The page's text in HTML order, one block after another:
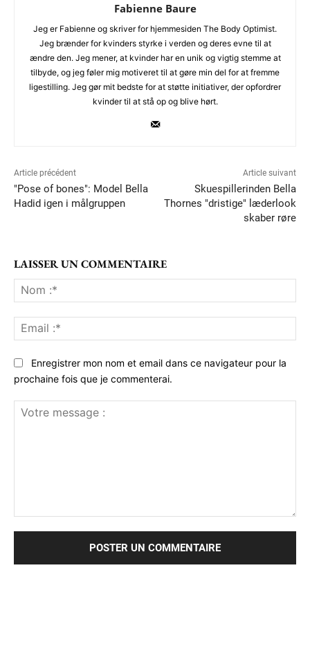
Fabienne Baure
Jeg er Fabienne og skriver for hjemmesiden The Body Optimist.
Jeg brænder for kvinders styrke i verden og deres evne til at
ændre den. Jeg mener, at kvinder har en unik og vigtig stemme at
tilbyde, og jeg føler mig motiveret til at gøre min del for at fremme
ligestilling. Jeg gør mit bedste for at støtte initiativer, der opfordrer
kvinder til at stå op og blive hørt.
Article précédent
"Pose of bones": Model Bella
Hadid igen i målgruppen
Article suivant
Skuespillerinden Bella
Thornes "dristige" læderlook
skaber røre
LAISSER UN COMMENTAIRE
:*
:*
Enregistrer mon nom et email dans ce navigateur pour la
prochaine fois que je commenterai.